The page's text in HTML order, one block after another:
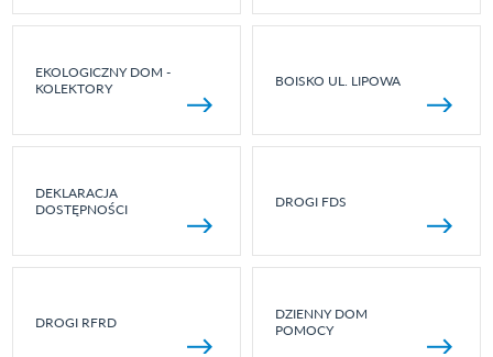
EKOLOGICZNY DOM -
KOLEKTORY
BOISKO UL. LIPOWA
DEKLARACJA
DOSTĘPNOŚCI
DROGI FDS
DROGI RFRD
DZIENNY DOM
POMOCY